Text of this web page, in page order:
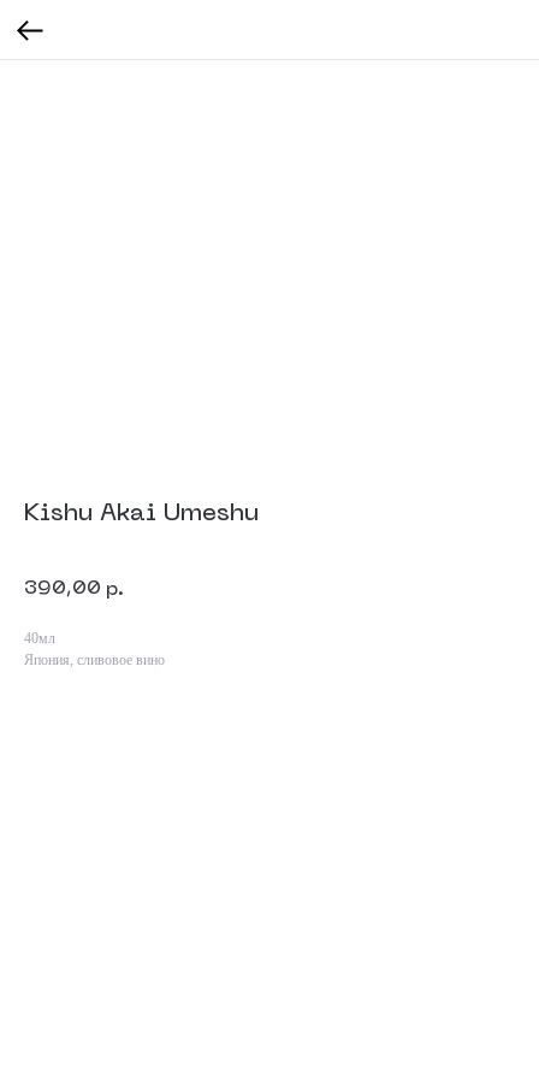
Kishu Akai Umeshu
390,00 р.
40мл
Япония, сливовое вино